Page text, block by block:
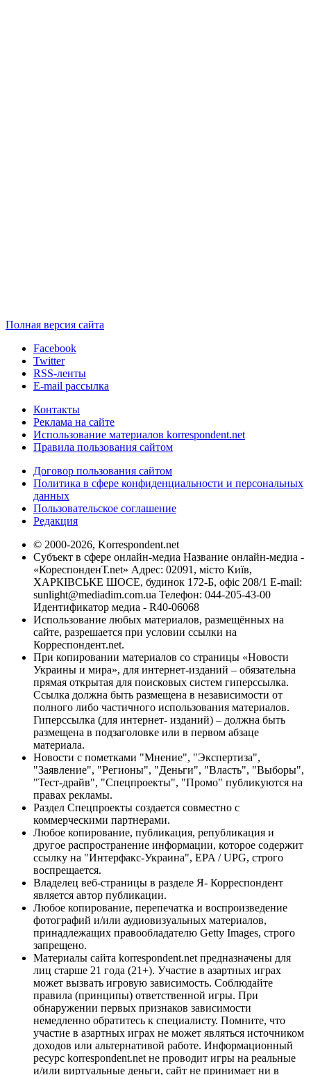
Полная версия сайта
Facebook
Twitter
RSS-ленты
E-mail рассылка
Контакты
Реклама на сайте
Использование материалов korrespondent.net
Правила пользования сайтом
Договор пользования сайтом
Политика в сфере конфиденциальности и персональных
данных
Пользовательское соглашение
Редакция
© 2000-2026, Korrespondent.net
Субъект в сфере онлайн-медиа Название онлайн-медиа -
«КореспонденТ.net» Адрес: 02091, місто Київ,
ХАРКІВСЬКЕ ШОСЕ, будинок 172-Б, офіс 208/1 E-mail:
sunlight@mediadim.com.ua Телефон: 044-205-43-00
Идентификатор медиа - R40-06068
Использование любых материалов, размещённых на
сайте, разрешается при условии ссылки на
Корреспондент.net.
При копировании материалов со страницы «Новости
Украины и мира», для интернет-изданий – обязательна
прямая открытая для поисковых систем гиперссылка.
Ссылка должна быть размещена в независимости от
полного либо частичного использования материалов.
Гиперссылка (для интернет- изданий) – должна быть
размещена в подзаголовке или в первом абзаце
материала.
Новости с пометками "Мнение", "Экспертиза",
"Заявление", "Регионы", "Деньги", "Власть", "Выборы",
"Тест-драйв", "Спецпроекты", "Промо" публикуются на
правах рекламы.
Раздел Спецпроекты создается совместно с
коммерческими партнерами.
Любое копирование, публикация, републикация и
другое распространение информации, которое содержит
ссылку на "Интерфакс-Украина", EPA / UPG, строго
воспрещается.
Владелец веб-страницы в разделе Я- Корреспондент
является автор публикации.
Любое копирование, перепечатка и воспроизведение
фотографий и/или аудиовизуальных материалов,
принадлежащих правообладателю Getty Images, строго
запрещено.
Материалы сайта korrespondent.net предназначены для
лиц старше 21 года (21+). Участие в азартных играх
может вызвать игровую зависимость. Соблюдайте
правила (принципы) ответственной игры. При
обнаружении первых признаков зависимости
немедленно обратитесь к специалисту. Помните, что
участие в азартных играх не может являться источником
доходов или альтернативой работе. Информационный
ресурс korrespondent.net не проводит игры на реальные
и/или виртуальные деньги, сайт не принимает ни в